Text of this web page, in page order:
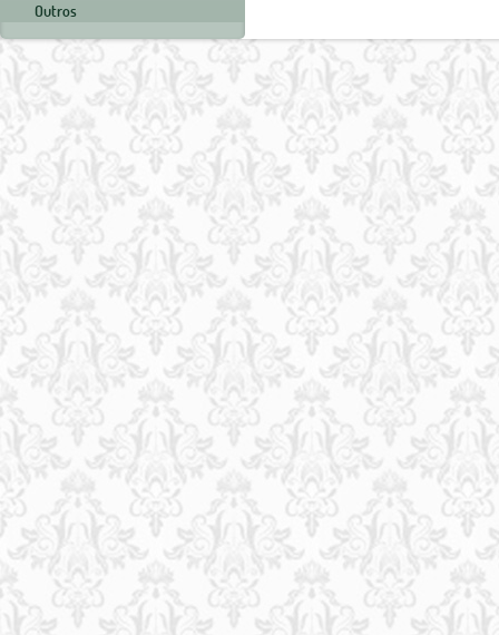
Outros